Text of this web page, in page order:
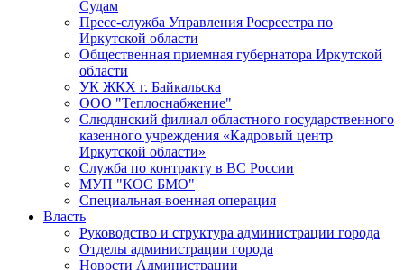
Судам
Пресс-служба Управления Росреестра по
Иркутской области
Общественная приемная губернатора Иркутской
области
УК ЖКХ г. Байкальска
ООО "Теплоснабжение"
Слюдянский филиал областного государственного
казенного учреждения «Кадровый центр
Иркутской области»
Служба по контракту в ВС России
МУП "КОС БМО"
Специальная-военная операция
Власть
Руководство и структура администрации города
Отделы администрации города
Новости Администрации